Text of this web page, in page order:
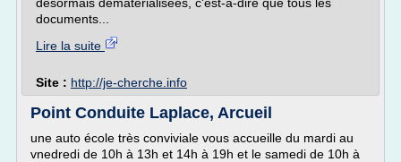
documents...
Lire la suite
Site : http://je-cherche.info
Point Conduite Laplace, Arcueil
une auto école très conviviale vous accueille du mardi au
vnedredi de 10h à 13h et 14h à 19h et le samedi de 10h à